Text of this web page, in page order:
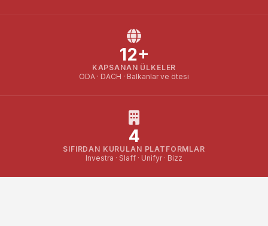
12+
KAPSANAN ÜLKELER
ODA · DACH · Balkanlar ve ötesi
4
SIFIRDAN KURULAN PLATFORMLAR
Investra · Slaff · Unifyr · Bizz